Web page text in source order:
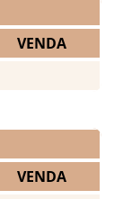
VENDA
VENDA